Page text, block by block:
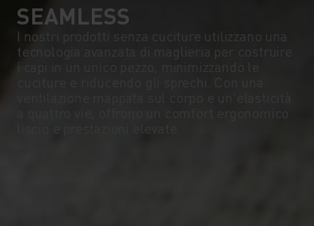
SEAMLESS
I nostri prodotti senza cuciture utilizzano una
tecnologia avanzata di maglieria per costruire
i capi in un unico pezzo, minimizzando le
a quattro vie, offrono un comfort ergonomico